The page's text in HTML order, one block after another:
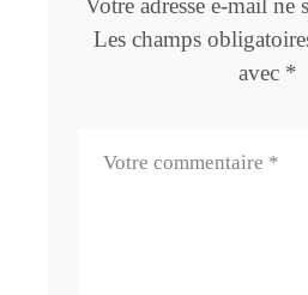
Votre adresse e-mail ne
Les champs
avec *